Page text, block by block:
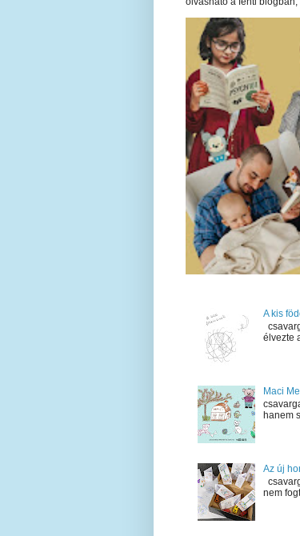
A kis
élvezte
Maci
hanem
Az új
nem